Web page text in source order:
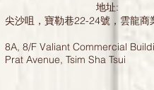
地址:
尖沙咀，寶勒巷22-24號，雲龍
8A, 8/F Valiant Commercial
Prat Avenue, Tsim Sha Tsui